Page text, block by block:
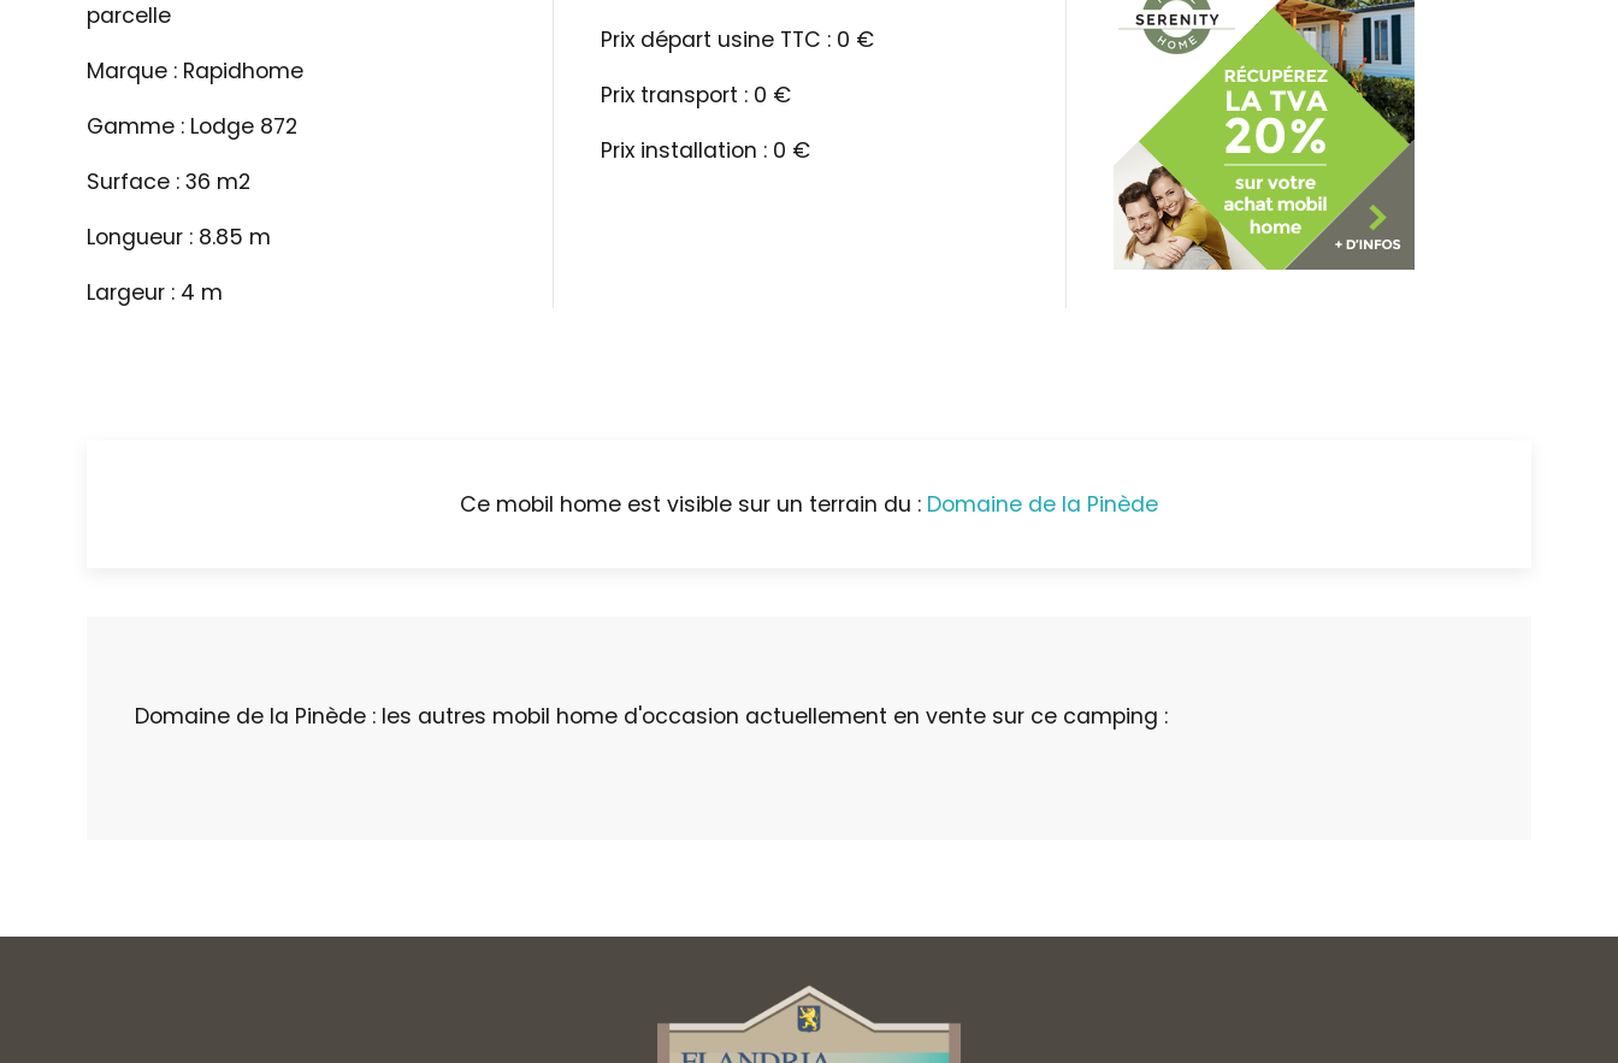
parcelle
Marque : Rapidhome
Gamme : Lodge 872
Surface : 36 m2
Longueur : 8.85 m
Largeur : 4 m
Prix départ usine TTC : 0 €
Prix transport : 0 €
Prix installation : 0 €
Ce mobil home est visible sur un terrain du : Domaine de la Pinède
Domaine de la Pinède : les autres mobil home d'occasion actuellement en vente sur ce camping :